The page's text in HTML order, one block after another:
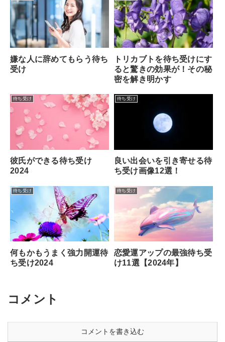
嫌な人に辞めてもらう待ち
受け
トリカブトを待ち受けにす
ると驚きの効果が！その秘
密を解き明かす
待ち受け
彼氏ができる待ち受け
2024
待ち受け
良い出会いを引き寄せる待
ち受け画像12選！
待ち受け
何もかもうまく強力開運待
ち受け2024
待ち受け
恋愛運アップの最強待ち受
け11選【2024年】
コメント
コメントを書き込む